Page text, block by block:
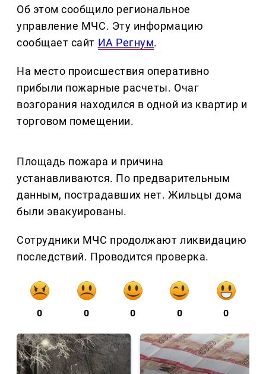
Об этом сообщило региональное
управление МЧС. Эту информацию
сообщает сайт ИА Регнум.
На место происшествия оперативно
прибыли пожарные расчеты. Очаг
возгорания находился в одной из квартир и
торговом помещении.
Площадь пожара и причина
устанавливаются. По предварительным
данным, пострадавших нет. Жильцы дома
были эвакуированы.
Сотрудники МЧС продолжают ликвидацию
последствий. Проводится проверка.
0 0 0 0 0